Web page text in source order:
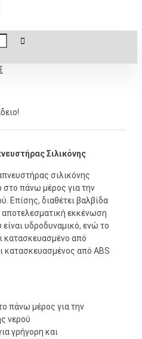
Σιλικόνης
σιλικόνης
στο πάνω μέρος για την
Επίσης, διαθέτει βαλβίδα
αποτελεσματική εκκένωση
υδροδυναμικό, ενώ το
κατασκευασμένο από
κατασκευασμένος από ABS
πάνω μέρος για την
νερού
γρήγορη και